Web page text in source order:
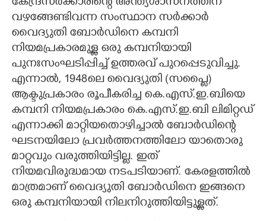
കേന്ദ്രസർക്കാരിന്റെ അന്ത്യശാസനത്തിന്
വഴങ്ങേണ്ടിവന്ന സംസ്ഥാന സർക്കാർ
വൈദ്യുതി ബോർഡിനെ കമ്പനി
നിയമപ്രകാരമുള്ള ഒരു കമ്പനിയായി
പുനഃസംഘടിപ്പിച്ച് ഉത്തരവ് പുറപ്പെടുവിച്ചു.
എന്നാൽ, 1948ലെ വൈദ്യുതി (സപ്ളൈ)
ആക്ടുപ്രകാരം രൂപീകരിച്ച കെ.എസ്.ഇ.ബിയെ
കമ്പനി നിയമപ്രകാരം കെ.എസ്.ഇ.ബി ലിമിറ്റഡ്
എന്നാക്കി മാറ്റിയതൊഴിച്ചാൽ ബോർഡിന്റെ
ഘടനയിലോ പ്രവർത്തനത്തിലോ യാതൊരു
മാറ്റവും വരുത്തിയിട്ടില്ല. ഇത്
നിയമവിരുദ്ധമായ നടപടിയാണ്. കേരളത്തിൽ
മാത്രമാണ് വൈദ്യുതി ബോർഡിനെ ഇങ്ങനെ
ഒരു കമ്പനിയായി നിലനിറുത്തിയിട്ടുള്ളത്.